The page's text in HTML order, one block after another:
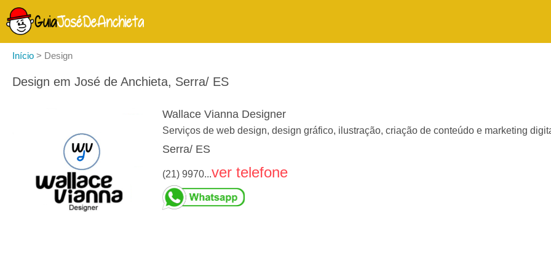
Início > Design
Design em José de Anchieta, Serra/ ES
Wallace Vianna Designer
Serviços de web design, design gráfico, ilustração, criação de conteúdo e marketing
Serra/ ES
(21) 9970...ver telefone